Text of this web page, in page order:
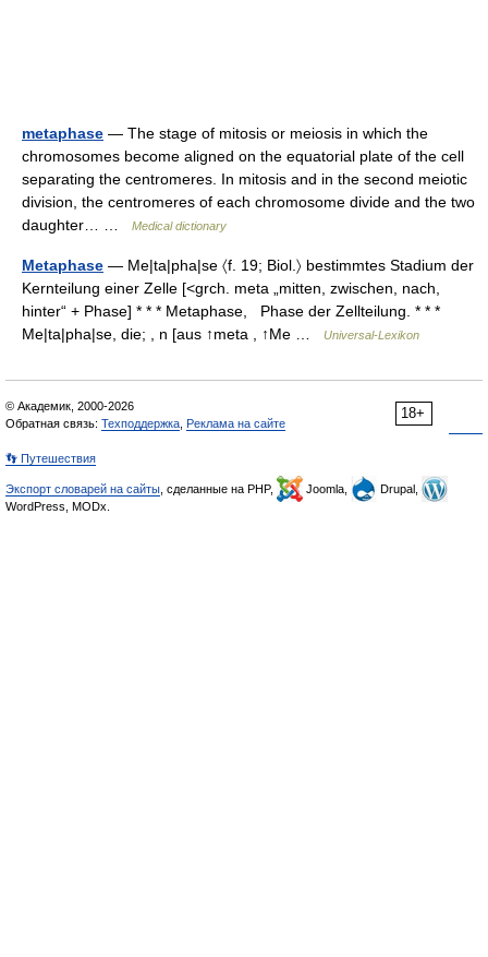
metaphase — The stage of mitosis or meiosis in which the
chromosomes become aligned on the equatorial plate of the cell
separating the centromeres. In mitosis and in the second meiotic
division, the centromeres of each chromosome divide and the two
daughter… …
Medical dictionary
Metaphase — Me|ta|pha|se 〈f. 19; Biol.〉 bestimmtes Stadium der
Kernteilung einer Zelle [<grch. meta „mitten, zwischen, nach,
hinter“ + Phase] * * * Metaphase, Phase der Zellteilung. * * *
Me|ta|pha|se, die; , n [aus ↑meta , ↑Me …
Universal-Lexikon
18+
© Академик, 2000-2026
Обратная связь: Техподдержка Реклама на сайте
👣 Путешествия
Экспорт словарей на сайты , сделанные на PHP, Joomla,
Drupal,
WordPress, MODx.